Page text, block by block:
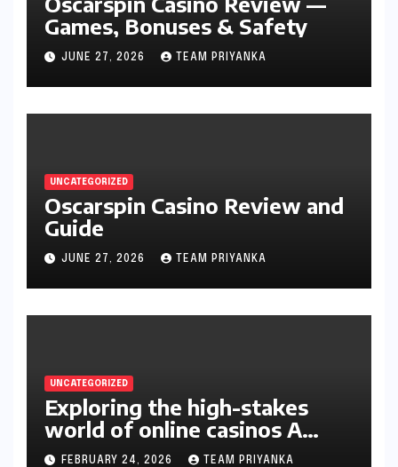
Games, Bonuses & Safety
JUNE 27, 2026 TEAM PRIYANKA
UNCATEGORIZED
Oscarspin Casino Review and
Guide
JUNE 27, 2026 TEAM PRIYANKA
UNCATEGORIZED
Exploring the high-stakes
world of online casinos A
gambler’s guide
FEBRUARY 24, 2026 TEAM PRIYANKA